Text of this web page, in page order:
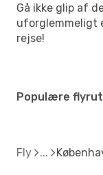
Gå ikke glip af
uforglemmeligt
rejse!
Populære
Fly